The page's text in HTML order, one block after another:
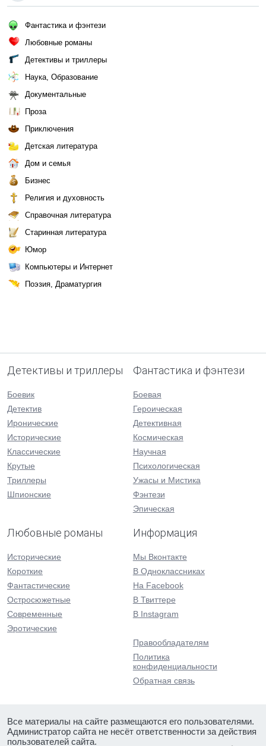
Фантастика и фэнтези
Любовные романы
Детективы и триллеры
Наука, Образование
Документальные
Проза
Приключения
Детская литература
Дом и семья
Бизнес
Религия и духовность
Справочная литература
Старинная литература
Юмор
Компьютеры и Интернет
Поэзия, Драматургия
Детективы и триллеры
Боевик
Детектив
Иронические
Исторические
Классические
Крутые
Триллеры
Шпионские
Фантастика и фэнтези
Боевая
Героическая
Детективная
Космическая
Научная
Психологическая
Ужасы и Мистика
Фэнтези
Эпическая
Любовные романы
Исторические
Короткие
Фантастические
Остросюжетные
Современные
Эротические
Информация
Мы Вконтакте
В Одноклассниках
На Facebook
В Твиттере
В Instagram
Правообладателям
Политика
конфиденциальности
Обратная связь
Все материалы на сайте размещаются его пользователями.
Администратор сайта не несёт ответственности за действия
пользователей сайта.